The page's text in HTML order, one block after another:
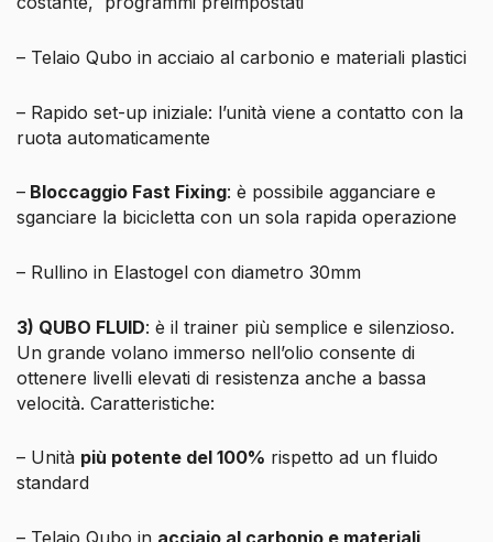
– Telaio Qubo in acciaio al carbonio e materiali plastici
– Rapido set-up iniziale: l’unità viene a contatto con la
ruota automaticamente
– Bloccaggio Fast Fixing: è possibile agganciare e
sganciare la bicicletta con un sola rapida operazione
– Rullino in Elastogel con diametro 30mm
3) QUBO FLUID: è il trainer più semplice e silenzioso.
Un grande volano immerso nell’olio consente di
ottenere livelli elevati di resistenza anche a bassa
velocità. Caratteristiche:
– Unità più potente del 100% rispetto ad un fluido
standard